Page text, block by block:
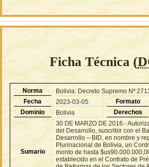
Ficha Técnica (
Norma
Bolivia: Decreto Supremo Nº
Fecha
2023-03-05 Formato
Dominio
Bolivia Derechos
Sumario
30 DE MARZO DE 2016.-
del Desarrollo, suscribir con el
Desarrollo – BID, en nombre y
Plurinacional de Bolivia, un
monto de hasta
establecido en el Contrato de